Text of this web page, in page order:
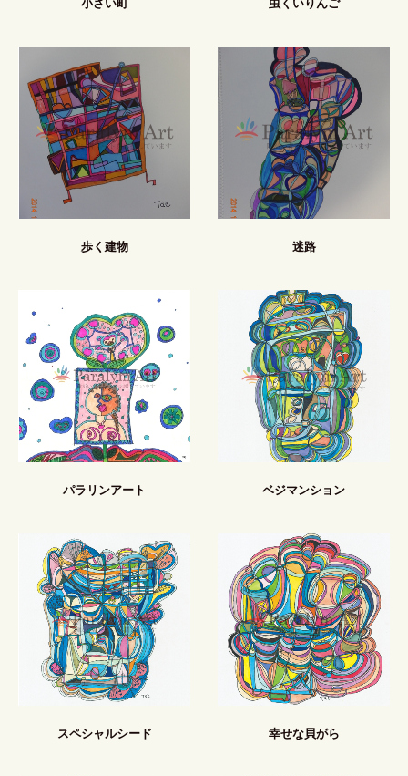
歩く建物 迷路
パラリンアート ベジマンション
スペシャルシード 幸せな貝がら